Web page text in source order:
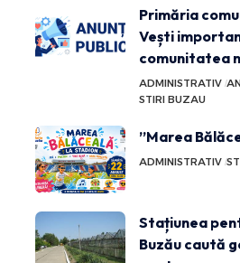
Primăria
Vești
comunitatea
ADMINISTRATIV
STIRI BUZAU
”Marea
ADMINISTRATIV
Stațiunea
Buzău caută